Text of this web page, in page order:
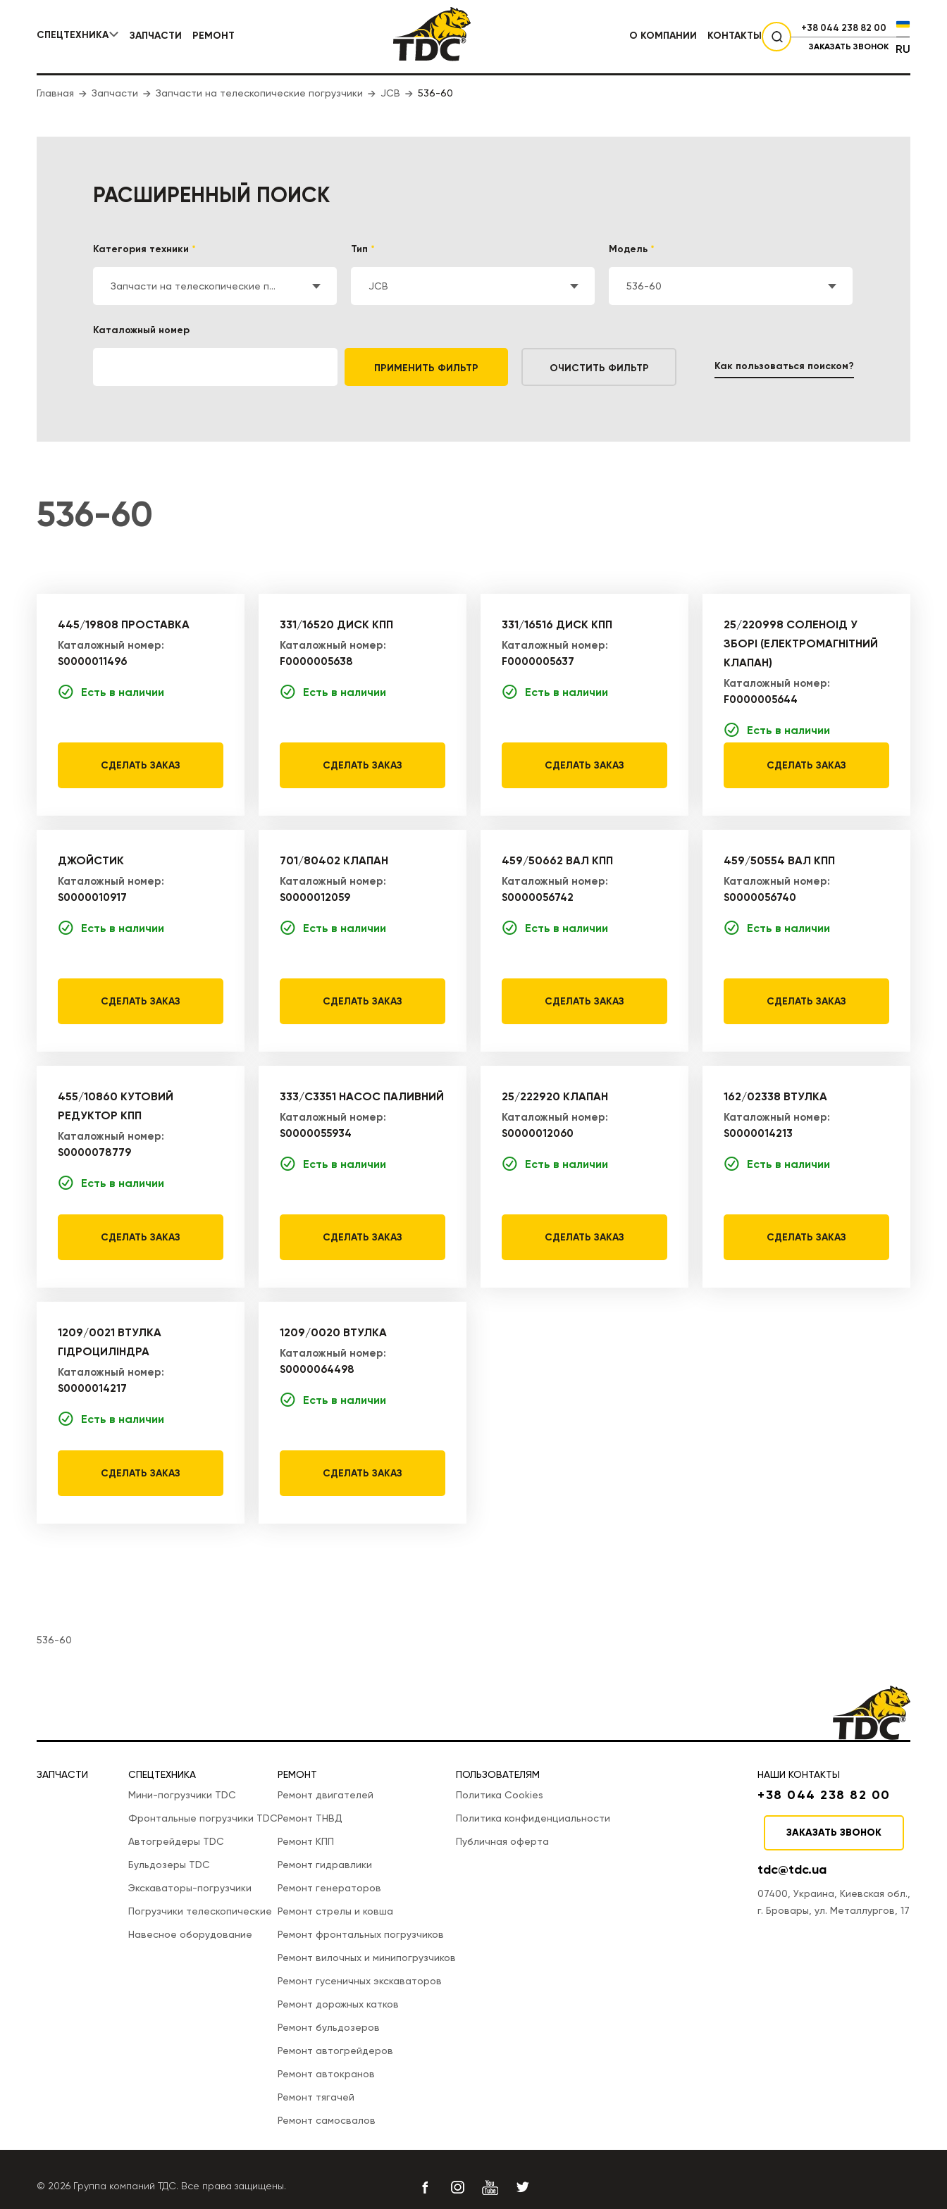
СПЕЦТЕХНИКА
КОММУНАЛЬНАЯ СПЕЦТЕХНИКА ДОРОЖНАЯ СПЕЦТЕХНИКА
СТРОИТЕЛЬНАЯ СПЕЦТЕХНИКА
ЗАПЧАСТИ РЕМОНТ О КОМПАНИИ КОНТАКТЫ
+38 044 238 82 00
ЗАКАЗАТЬ ЗВОНОК RU
Главная Запчасти Запчасти на телескопические погрузчики JCB 536-60
РАСШИРЕННЫЙ ПОИСК
Категория техники *
Запчасти на телескопические погрузчики
Тип *
JCB
Модель *
536-60
Каталожный номер
ПРИМЕНИТЬ ФИЛЬТР ОЧИСТИТЬ ФИЛЬТР Как пользоваться поиском?
536-60
445/19808 ПРОСТАВКА
Каталожный номер:
S0000011496
Есть в наличии
СДЕЛАТЬ ЗАКАЗ
331/16520 ДИСК КПП
Каталожный номер:
F0000005638
Есть в наличии
СДЕЛАТЬ ЗАКАЗ
331/16516 ДИСК КПП
Каталожный номер:
F0000005637
Есть в наличии
СДЕЛАТЬ ЗАКАЗ
25/220998 СОЛЕНОІД У
ЗБОРІ (ЕЛЕКТРОМАГНІТНИЙ
КЛАПАН)
Каталожный номер:
F0000005644
Есть в наличии
СДЕЛАТЬ ЗАКАЗ
ДЖОЙСТИК
Каталожный номер:
S0000010917
Есть в наличии
СДЕЛАТЬ ЗАКАЗ
701/80402 КЛАПАН
Каталожный номер:
S0000012059
Есть в наличии
СДЕЛАТЬ ЗАКАЗ
459/50662 ВАЛ КПП
Каталожный номер:
S0000056742
Есть в наличии
СДЕЛАТЬ ЗАКАЗ
459/50554 ВАЛ КПП
Каталожный номер:
S0000056740
Есть в наличии
СДЕЛАТЬ ЗАКАЗ
455/10860 КУТОВИЙ
РЕДУКТОР КПП
Каталожный номер:
S0000078779
Есть в наличии
СДЕЛАТЬ ЗАКАЗ
333/C3351 НАСОС ПАЛИВНИЙ
Каталожный номер:
S0000055934
Есть в наличии
СДЕЛАТЬ ЗАКАЗ
25/222920 КЛАПАН
Каталожный номер:
S0000012060
Есть в наличии
СДЕЛАТЬ ЗАКАЗ
162/02338 ВТУЛКА
Каталожный номер:
S0000014213
Есть в наличии
СДЕЛАТЬ ЗАКАЗ
1209/0021 ВТУЛКА
ГІДРОЦИЛІНДРА
Каталожный номер:
S0000014217
Есть в наличии
СДЕЛАТЬ ЗАКАЗ
1209/0020 ВТУЛКА
Каталожный номер:
S0000064498
Есть в наличии
СДЕЛАТЬ ЗАКАЗ
536-60
ЗАПЧАСТИ
СПЕЦТЕХНИКА
Мини-погрузчики TDC
Фронтальные погрузчики TDC
Автогрейдеры TDC
Бульдозеры TDC
Экскаваторы-погрузчики
Погрузчики телескопические
Навесное оборудование
РЕМОНТ
Ремонт двигателей
Ремонт ТНВД
Ремонт КПП
Ремонт гидравлики
Ремонт генераторов
Ремонт стрелы и ковша
Ремонт фронтальных погрузчиков
Ремонт вилочных и минипогрузчиков
Ремонт гусеничных экскаваторов
Ремонт дорожных катков
Ремонт бульдозеров
Ремонт автогрейдеров
Ремонт автокранов
Ремонт тягачей
Ремонт самосвалов
ПОЛЬЗОВАТЕЛЯМ
Политика Cookies
Политика конфиденциальности
Публичная оферта
НАШИ КОНТАКТЫ
+38 044 238 82 00
ЗАКАЗАТЬ ЗВОНОК
tdc@tdc.ua
07400, Украина, Киевская обл.,
г. Бровары, ул. Металлургов, 17
© 2026 Группа компаний ТДС. Все права защищены.